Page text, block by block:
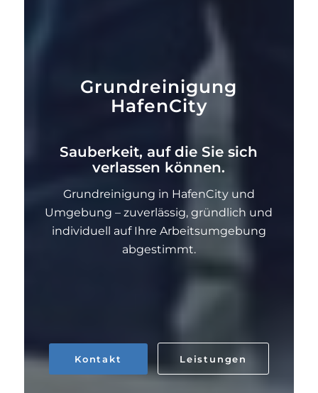
Grundreinigung
HafenCity
Sauberkeit, auf die Sie sich
verlassen können.
Grundreinigung in HafenCity und
Umgebung – zuverlässig, gründlich und
individuell auf Ihre Arbeitsumgebung
abgestimmt.
Kontakt Leistungen